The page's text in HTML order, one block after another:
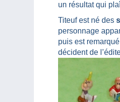
un résultat qui
Titeuf est né des
personnage
puis est
décident de